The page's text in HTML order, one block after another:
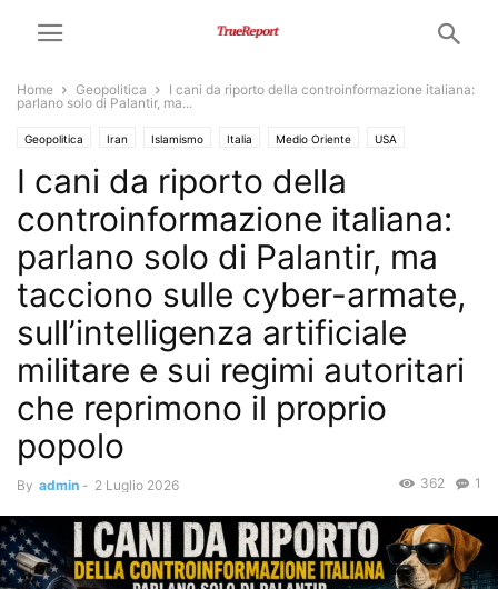
Home Geopolitica
I cani da riporto della controinformazione italiana:
parlano solo di Palantir, ma...
Geopolitica Iran Islamismo Italia Medio Oriente USA
I cani da riporto della
controinformazione italiana:
parlano solo di Palantir, ma
tacciono sulle cyber-armate,
sull’intelligenza artificiale
militare e sui regimi autoritari
che reprimono il proprio
popolo
By admin - 2 Luglio 2026 1
362